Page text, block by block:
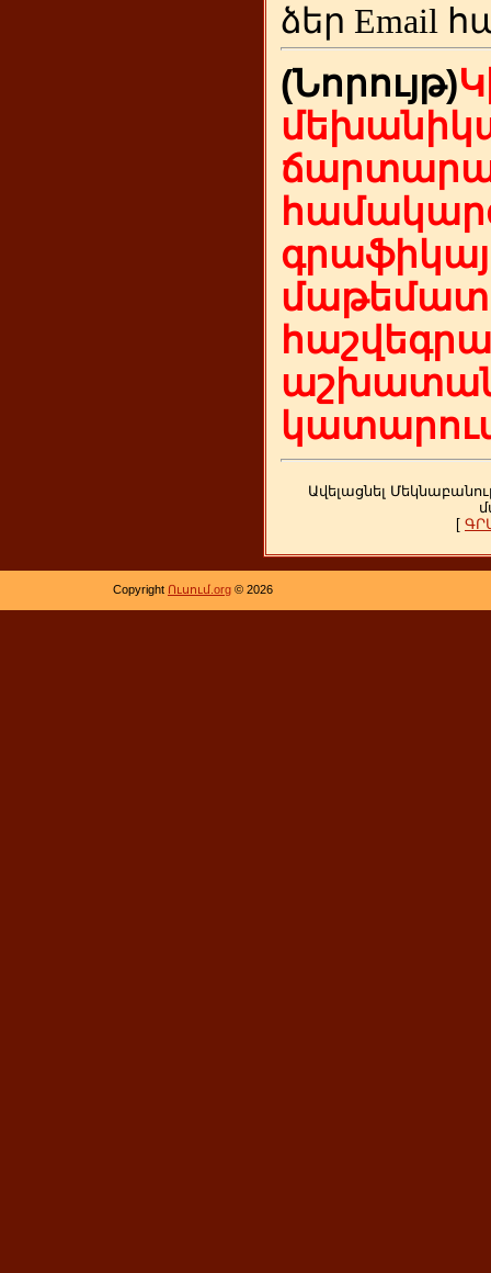
ձեր Email
(Նորույթ)
Ավելացնել
[
Copyright Ուսում.org © 2026